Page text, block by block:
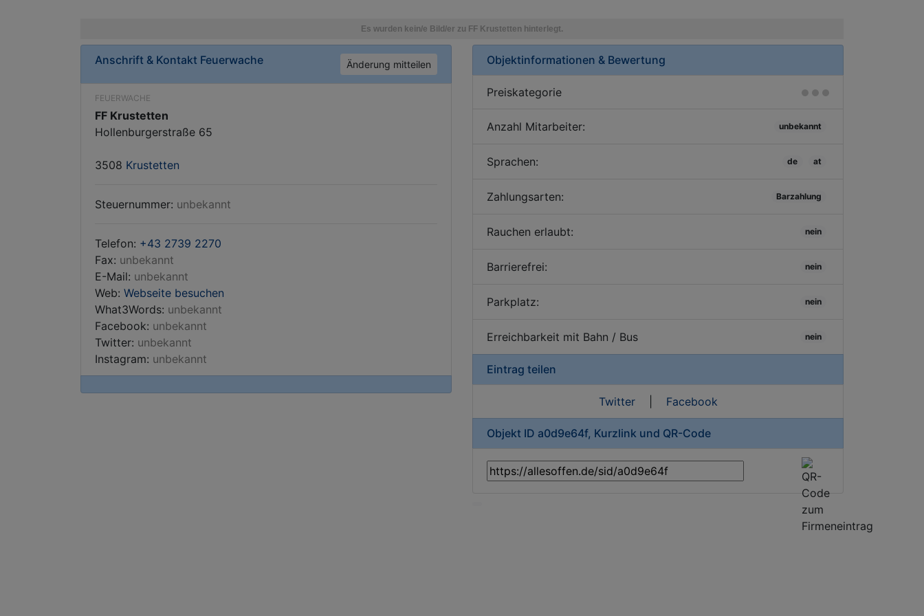
Anschrift & Kontakt Feuerwache Änderung mitteilen
FEUERWACHE
FF Krustetten
Hollenburgerstraße 65
3508 Krustetten
Steuernummer: unbekannt
Telefon: +43 2739 2270
Fax: unbekannt
E-Mail: unbekannt
Web: Webseite besuchen
What3Words: unbekannt
Facebook: unbekannt
Twitter: unbekannt
Instagram: unbekannt
Objektinformationen & Bewertung
Preiskategorie
Anzahl Mitarbeiter: unbekannt
Sprachen: de at
Zahlungsarten: Barzahlung
Rauchen erlaubt: nein
Barrierefrei: nein
Parkplatz: nein
Erreichbarkeit mit Bahn / Bus nein
Eintrag teilen
Twitter| Facebook
Objekt ID a0d9e64f, Kurzlink und QR-Code